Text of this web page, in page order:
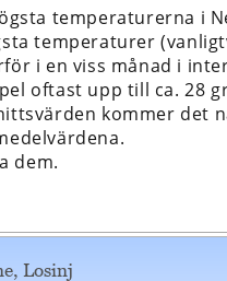
temperaturerna i
temperaturer
i en viss månad i
oftast upp till ca. 28
kommer det
dem.